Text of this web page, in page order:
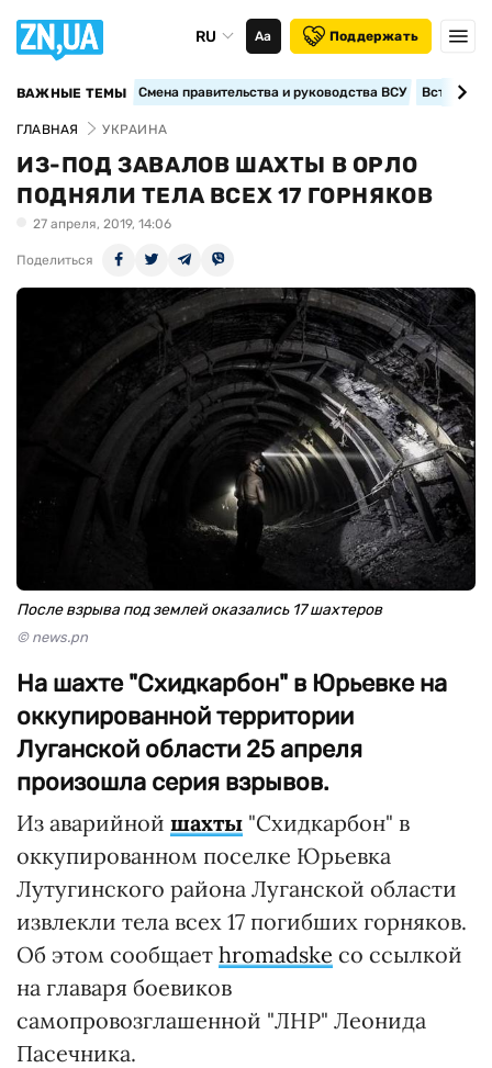
RU Аа Поддержать
ВАЖНЫЕ ТЕМЫ Смена правительства и руководства ВСУ
ГЛАВНАЯ УКРАИНА
ИЗ-ПОД ЗАВАЛОВ ШАХТЫ В ОРЛО
ПОДНЯЛИ ТЕЛА ВСЕХ 17 ГОРНЯКОВ
27 апреля, 2019, 14:06
Поделиться
После взрыва под землей оказались 17 шахтеров
© news.pn
На шахте "Схидкарбон" в Юрьевке на
оккупированной территории
Луганской области 25 апреля
произошла серия взрывов.
Из аварийной шахты "Схидкарбон" в
оккупированном поселке Юрьевка
Лутугинского района Луганской области
извлекли тела всех 17 погибших горняков.
Об этом сообщает hromadske со ссылкой
на главаря боевиков
самопровозглашенной "ЛНР" Леонида
Пасечника.